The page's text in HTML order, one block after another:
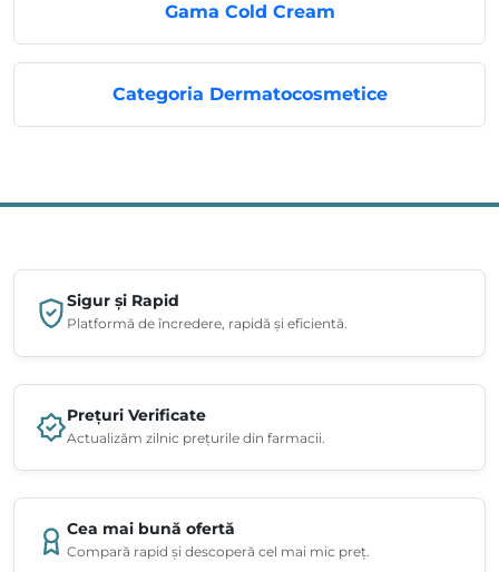
Gama Cold Cream
Categoria Dermatocosmetice
Sigur și Rapid
Platformă de încredere, rapidă și eficientă.
Prețuri Verificate
Actualizăm zilnic prețurile din farmacii.
Cea mai bună ofertă
Compară rapid și descoperă cel mai mic preț.